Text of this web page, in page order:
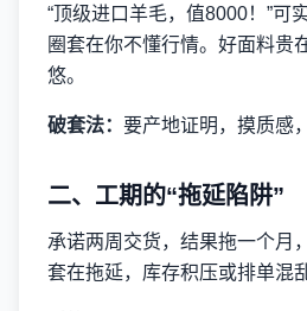
“顶级进口羊毛，值8000！”可
圈套在你不懂行情。好面料贵
悠。
破套法： 要产地证明，摸质感
二、工期的“拖延陷阱”
承诺两周交货，结果拖一个月
套在拖延，库存积压或排单混